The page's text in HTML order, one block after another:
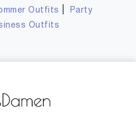
Outfits
Party
Outfits